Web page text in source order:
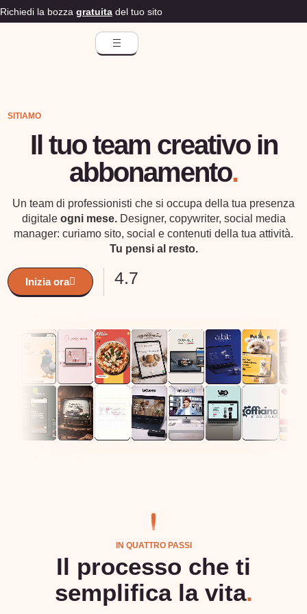
Richiedi la bozza gratuita del tuo sito
SITIAMO
Il tuo team creativo in
abbonamento.
Un team di professionisti che si occupa della tua presenza
digitale ogni mese.Designer, copywriter, social media
manager: curiamo sito, social e contenuti della tua attività.
Tu pensi al resto.
Inizia ora 4.7
IN QUATTRO PASSI
Il processo che ti
semplifica la vita.